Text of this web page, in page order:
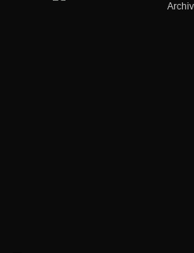
Archiv